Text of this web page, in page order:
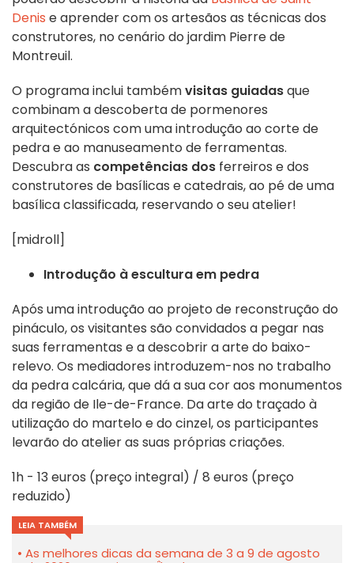
Denis e aprender com os artesãos as técnicas dos
construtores, no cenário do jardim Pierre de
Montreuil.
O programa inclui tambémvisitas guiadasque
combinam a descoberta de pormenores
arquitectónicos com uma introdução ao corte de
pedra e ao manuseamento de ferramentas.
Descubra as competências dos ferreiros e dos
construtores de basílicas e catedrais, ao pé de uma
basílica classificada, reservando o seu atelier!
[midroll]
Introdução à escultura em pedra
Após uma introdução ao projeto de reconstrução do
pináculo, os visitantes são convidados a pegar nas
suas ferramentas e a descobrir a arte do baixo-
relevo. Os mediadores introduzem-nos no trabalho
da pedra calcária, que dá a sua cor aos monumentos
da região de Ile-de-France. Da arte do traçado à
utilização do martelo e do cinzel, os participantes
levarão do atelier as suas próprias criações.
1h - 13 euros (preço integral) / 8 euros (preço
reduzido)
LEIA TAMBÉM
As melhores dicas da semana de 3 a 9 de agosto